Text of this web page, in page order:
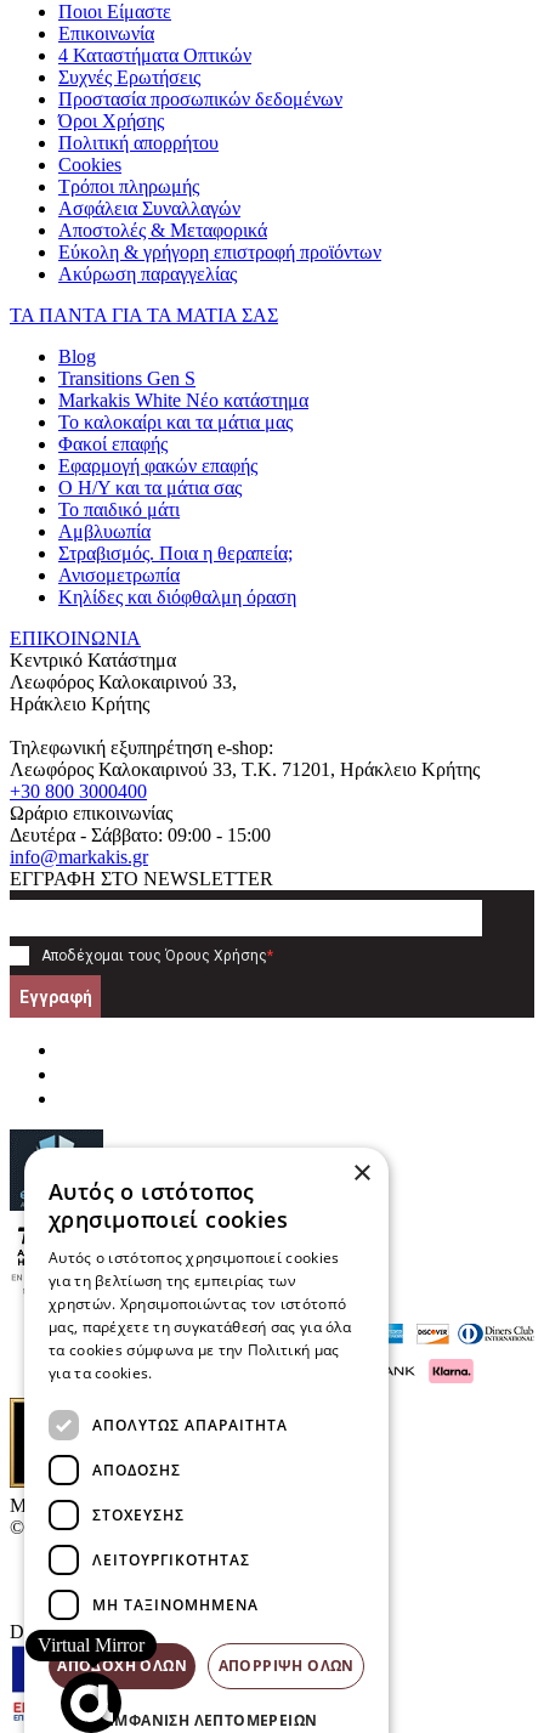
Ποιοι Είμαστε
Επικοινωνία
4 Καταστήματα Οπτικών
Συχνές Ερωτήσεις
Προστασία προσωπικών δεδομένων
Όροι Χρήσης
Πολιτική απορρήτου
Cookies
Τρόποι πληρωμής
Ασφάλεια Συναλλαγών
Αποστολές & Μεταφορικά
Εύκολη & γρήγορη επιστροφή προϊόντων
Ακύρωση παραγγελίας
ΤΑ ΠΑΝΤΑ ΓΙΑ ΤΑ ΜΑΤΙΑ ΣΑΣ
Blog
Transitions Gen S
Markakis White Νέο κατάστημα
Το καλοκαίρι και τα μάτια μας
Φακοί επαφής
Εφαρμογή φακών επαφής
Ο Η/Υ και τα μάτια σας
Το παιδικό μάτι
Αμβλυωπία
Στραβισμός. Ποια η θεραπεία;
Ανισομετρωπία
Κηλίδες και διόφθαλμη όραση
ΕΠΙΚΟΙΝΩΝΙΑ
Κεντρικό Κατάστημα
Λεωφόρος Καλοκαιρινού 33,
Ηράκλειο Κρήτης
Τηλεφωνική εξυπηρέτηση e-shop:
Λεωφόρος Καλοκαιρινού 33, T.K. 71201, Ηράκλειο Κρήτης
+30 800 3000400
Ωράριο επικοινωνίας
Δευτέρα - Σάββατο: 09:00 - 15:00
info@markakis.gr
ΕΓΓΡΑΦΗ ΣΤΟ NEWSLETTER
Αποδέχομαι τους Όρους Χρήσης*
Εγγραφή
Μαρκάκης Οπτικά
© 2026
Επικοινωνία
E-Volution Awards
Designed & developed by
Virtual Mirror
×
Αυτός ο ιστότοπος
χρησιμοποιεί cookies
Αυτός ο ιστότοπος χρησιμοποιεί cookies
για τη βελτίωση της εμπειρίας των
χρηστών. Χρησιμοποιώντας τον ιστότοπό
μας, παρέχετε τη συγκατάθεσή σας για όλα
τα cookies σύμφωνα με την Πολιτική μας
για τα cookies.
ΑΠΟΛΎΤΩΣ ΑΠΑΡΑΊΤΗΤΑ
ΑΠΌΔΟΣΗΣ
ΣΤΌΧΕΥΣΗΣ
ΛΕΙΤΟΥΡΓΙΚΌΤΗΤΑΣ
ΜΗ ΤΑΞΙΝΟΜΗΜΈΝΑ
ΑΠΟΔΟΧΉ ΌΛΩΝ ΑΠΌΡΡΙΨΗ ΌΛΩΝ
ΕΜΦΆΝΙΣΗ ΛΕΠΤΟΜΕΡΕΙΏΝ